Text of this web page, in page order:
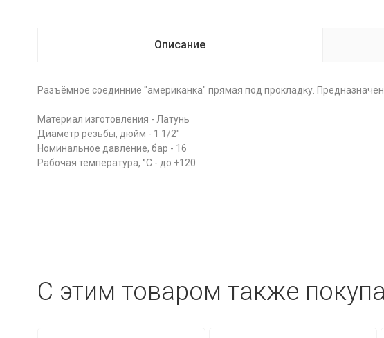
Описание
Разъёмное соединние "американка" прямая под прокладку.
Материал изготовления - Латунь
Диаметр резьбы, дюйм - 1 1/2"
Номинальное давление, бар - 16
Рабочая температура, °С - до +120
C этим товаром также